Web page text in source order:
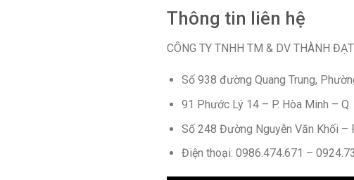
Thông tin liên hệ
CÔNG TY TNHH TM & DV THÀNH
Số 938 đường Quang Trung,
91 Phước Lý 14 – P. Hòa Minh –
Số 248 Đường Nguyễn Văn Khối –
Điện thoại: 0986.474.671 –